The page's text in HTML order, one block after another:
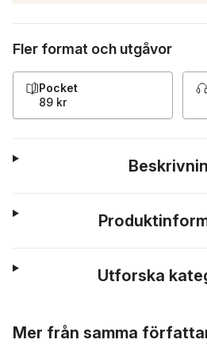
Fler format och utgåvor
Pocket
89 kr
Utforska
Mer från samma